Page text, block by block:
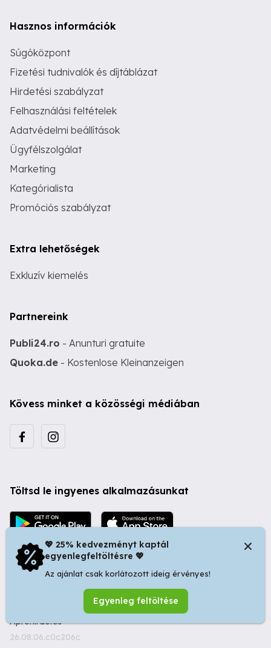
Hasznos információk
Súgóközpont
Fizetési tudnivalók és díjtáblázat
Hirdetési szabályzat
Felhasználási feltételek
Adatvédelmi beállítások
Ügyfélszolgálat
Marketing
Kategórialista
Promóciós szabályzat
Extra lehetőségek
Exkluzív kiemelés
Partnereink
Publi24.ro - Anunturi gratuite
Quoka.de - Kostenlose Kleinanzeigen
Kövess minket a közösségi médiában
Töltsd le ingyenes alkalmazásunkat
© 2026 Startapró S.R.L. | Bulevardul Dacia nr 34, Oradea
410346, Romania | Tax ID: RO44483373 -
Ingyenes
Apróhirdetés
26.08.06.c0c206c
💖 25% kedvezményt kaptál
egyenlegfeltöltésre 💖
Az ajánlat csak korlátozott ideig érvényes!
Egyenleg feltöltése